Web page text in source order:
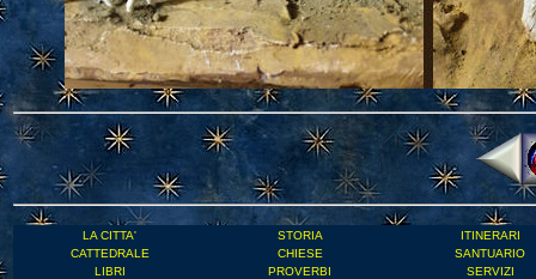
LA CITTA' STORIA
ITINERARI
CATTEDRALE
CHIESE
SANTUARIO
LIBRI
PROVERBI SERVIZI